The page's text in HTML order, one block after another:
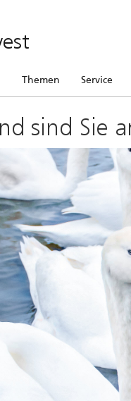
Themen Service
sind Sie